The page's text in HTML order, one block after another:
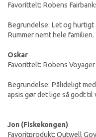
Favorittelt: Robens
Begrundelse: Let og
Rummer nemt hele familien.
Oskar
Favorittelt: Robens Voyager
Begrundelse: Pålideligt
apsis gør det lige så godt til
Jon (Fiskekongen)
Favoritprodukt: Outwell